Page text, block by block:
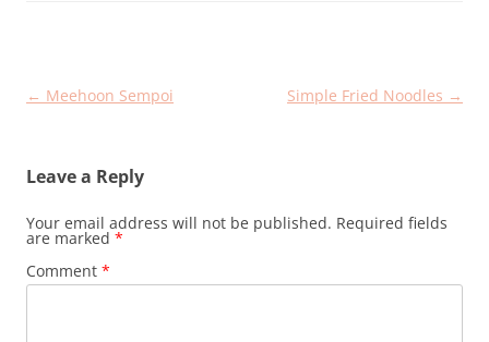
Post
← Meehoon Sempoi Simple Fried Noodles →
Leave a Reply
Your email address will not be published. Required fields
are marked *
Comment *